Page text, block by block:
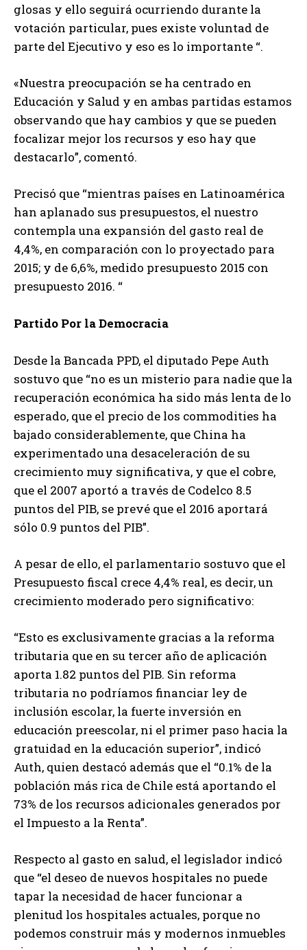
glosas y ello seguirá ocurriendo durante la
votación particular, pues existe voluntad de
parte del Ejecutivo y eso es lo importante “.
«Nuestra preocupación se ha centrado en
Educación y Salud y en ambas partidas estamos
observando que hay cambios y que se pueden
focalizar mejor los recursos y eso hay que
destacarlo”, comentó.
Precisó que “mientras países en Latinoamérica
han aplanado sus presupuestos, el nuestro
contempla una expansión del gasto real de
4,4%, en comparación con lo proyectado para
2015; y de 6,6%, medido presupuesto 2015 con
presupuesto 2016. “
Partido Por la Democracia
Desde la Bancada PPD, el diputado Pepe Auth
sostuvo que “no es un misterio para nadie que la
recuperación económica ha sido más lenta de lo
esperado, que el precio de los commodities ha
bajado considerablemente, que China ha
experimentado una desaceleración de su
crecimiento muy significativa, y que el cobre,
que el 2007 aportó a través de Codelco 8.5
puntos del PIB, se prevé que el 2016 aportará
sólo 0.9 puntos del PIB”.
A pesar de ello, el parlamentario sostuvo que el
Presupuesto fiscal crece 4,4% real, es decir, un
crecimiento moderado pero significativo:
“Esto es exclusivamente gracias a la reforma
tributaria que en su tercer año de aplicación
aporta 1.82 puntos del PIB. Sin reforma
tributaria no podríamos financiar ley de
inclusión escolar, la fuerte inversión en
educación preescolar, ni el primer paso hacia la
gratuidad en la educación superior”, indicó
Auth, quien destacó además que el “0.1% de la
población más rica de Chile está aportando el
73% de los recursos adicionales generados por
el Impuesto a la Renta”.
Respecto al gasto en salud, el legislador indicó
que “el deseo de nuevos hospitales no puede
tapar la necesidad de hacer funcionar a
plenitud los hospitales actuales, porque no
podemos construir más y modernos inmuebles